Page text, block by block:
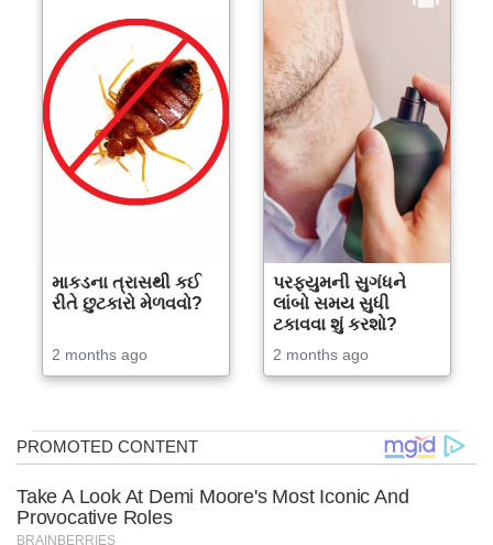
માકડના ત્રાસથી કઈ
રીતે છુટકારો મેળવવો?
2 months ago
પરફ્યુમની સુગંધને
લાંબો સમય સુધી
ટકાવવા શું કરશો?
2 months ago